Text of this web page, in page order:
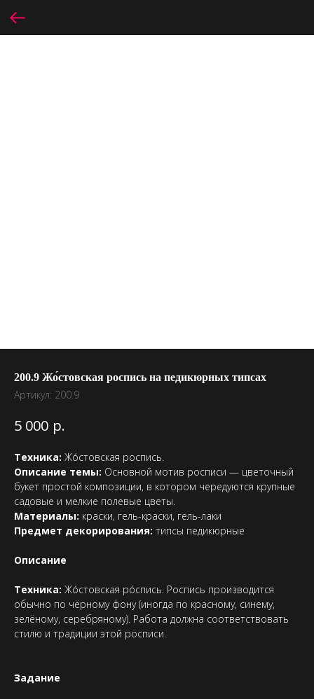
200.9 Жо́стовская роспись на педикюрных типсах
Артикул: 200.9
5 000 р.
Техника: Жо́стовская роспись.
Описание темы: Основной мотив росписи — цветочный
букет простой композиции, в котором чередуются крупные
садовые и мелкие полевые цветы.
Материалы: краски, гель-краски, гель-лаки
Предмет декорирования: типсы педикюрные
Описание
Техника: Жо́стовская ро́спись. Роспись производится
обычно по чёрному фону (иногда по красному, синему,
зелёному, серебряному). Работа должна соответствовать
стилю и традиции этой росписи.
Задание